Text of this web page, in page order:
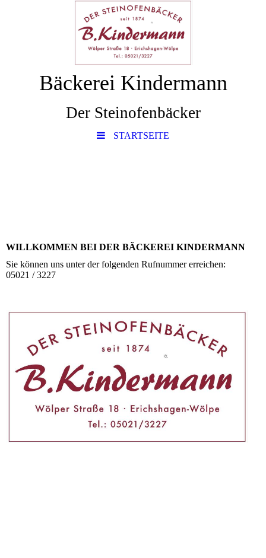
Bäckerei Kindermann
Der Steinofenbäcker
STARTSEITE
WILLKOMMEN BEI DER BÄCKEREI KINDERMANN
Sie können uns unter der folgenden Rufnummer erreichen:
05021 / 3227